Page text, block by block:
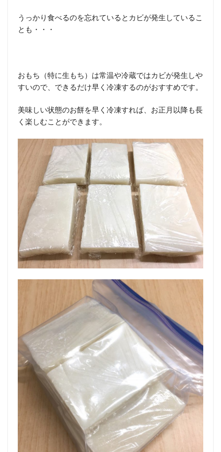
うっかり食べるのを忘れているとカビが発生しているこ
とも・・・
おもち（特に生もち）は常温や冷蔵ではカビが発生しや
すいので、できるだけ早く冷凍するのがおすすめです。
美味しい状態のお餅を早く冷凍すれば、お正月以降も長
く楽しむことができます。